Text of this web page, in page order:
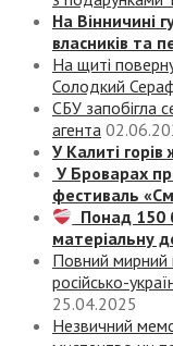
На Вінничині
власників та
На щиті
Солодкий
СБУ запобігла
агента
У Калиті
У Броварах
фестиваль
Понад 150
матеріальну
Повний мирний
російсько-
25.04.2025
Незвичний